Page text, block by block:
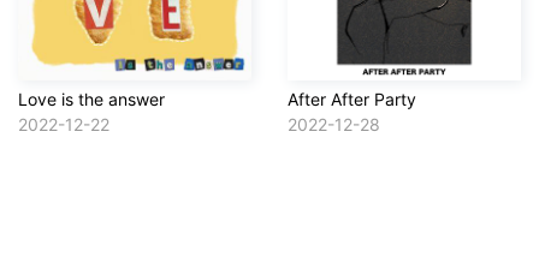
Love is the answer
2022-12-22
After After Party
2022-12-28